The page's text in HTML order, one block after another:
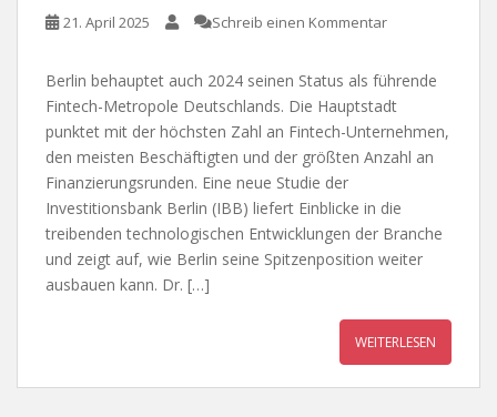
21. April 2025 Schreib einen Kommentar
Berlin behauptet auch 2024 seinen Status als führende
Fintech-Metropole Deutschlands. Die Hauptstadt
punktet mit der höchsten Zahl an Fintech-Unternehmen,
den meisten Beschäftigten und der größten Anzahl an
Finanzierungsrunden. Eine neue Studie der
Investitionsbank Berlin (IBB) liefert Einblicke in die
treibenden technologischen Entwicklungen der Branche
und zeigt auf, wie Berlin seine Spitzenposition weiter
ausbauen kann. Dr. […]
WEITERLESEN